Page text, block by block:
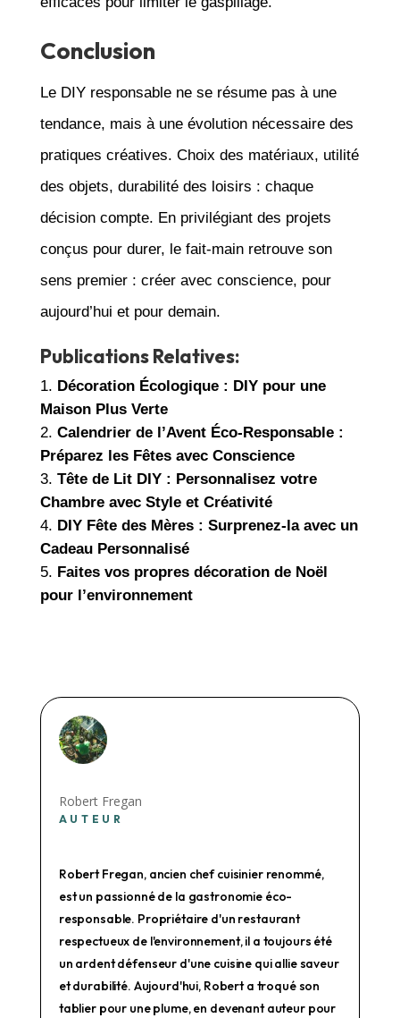
Conclusion
Le DIY responsable ne se résume pas à une
tendance, mais à une évolution nécessaire des
pratiques créatives. Choix des matériaux, utilité
des objets, durabilité des loisirs : chaque
décision compte. En privilégiant des projets
conçus pour durer, le fait-main retrouve son
sens premier : créer avec conscience, pour
aujourd’hui et pour demain.
Publications Relatives:
Décoration Écologique : DIY pour une
Maison Plus Verte
Calendrier de l’Avent Éco-Responsable :
Préparez les Fêtes avec Conscience
Tête de Lit DIY : Personnalisez votre
Chambre avec Style et Créativité
DIY Fête des Mères : Surprenez-la avec un
Cadeau Personnalisé
Faites vos propres décoration de Noël
pour l’environnement
Robert Fregan
AUTEUR
Robert Fregan, ancien chef cuisinier renommé,
est un passionné de la gastronomie éco-
responsable. Propriétaire d'un restaurant
respectueux de l'environnement, il a toujours été
un ardent défenseur d'une cuisine qui allie saveur
et durabilité. Aujourd'hui, Robert a troqué son
tablier pour une plume, en devenant auteur pour